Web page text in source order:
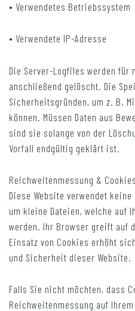
• Verwendetes Betriebssystem
• Verwendete IP-Adresse
Die Server-Logfiles werden für
anschließend gelöscht. Die
Sicherheitsgründen, um z. B.
können. Müssen Daten aus
sind sie solange von der
Vorfall endgültig geklärt ist.
Reichweitenmessung & Cookies
Diese Website verwendet
um kleine Dateien, welche auf
werden. Ihr Browser greift auf
Einsatz von Cookies erhöht
und Sicherheit dieser Website.
Falls Sie nicht möchten, dass
Reichweitenmessung auf